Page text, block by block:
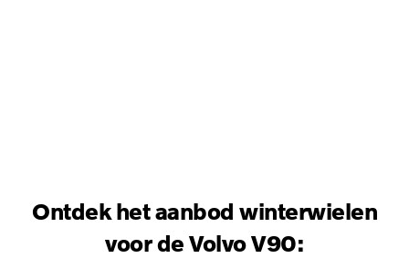
Ontdek het aanbod winterwielen
voor de Volvo V90: